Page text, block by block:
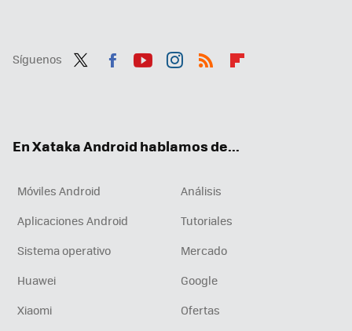
Síguenos
En Xataka Android hablamos de...
Móviles Android
Análisis
Aplicaciones Android
Tutoriales
Sistema operativo
Mercado
Huawei
Google
Xiaomi
Ofertas